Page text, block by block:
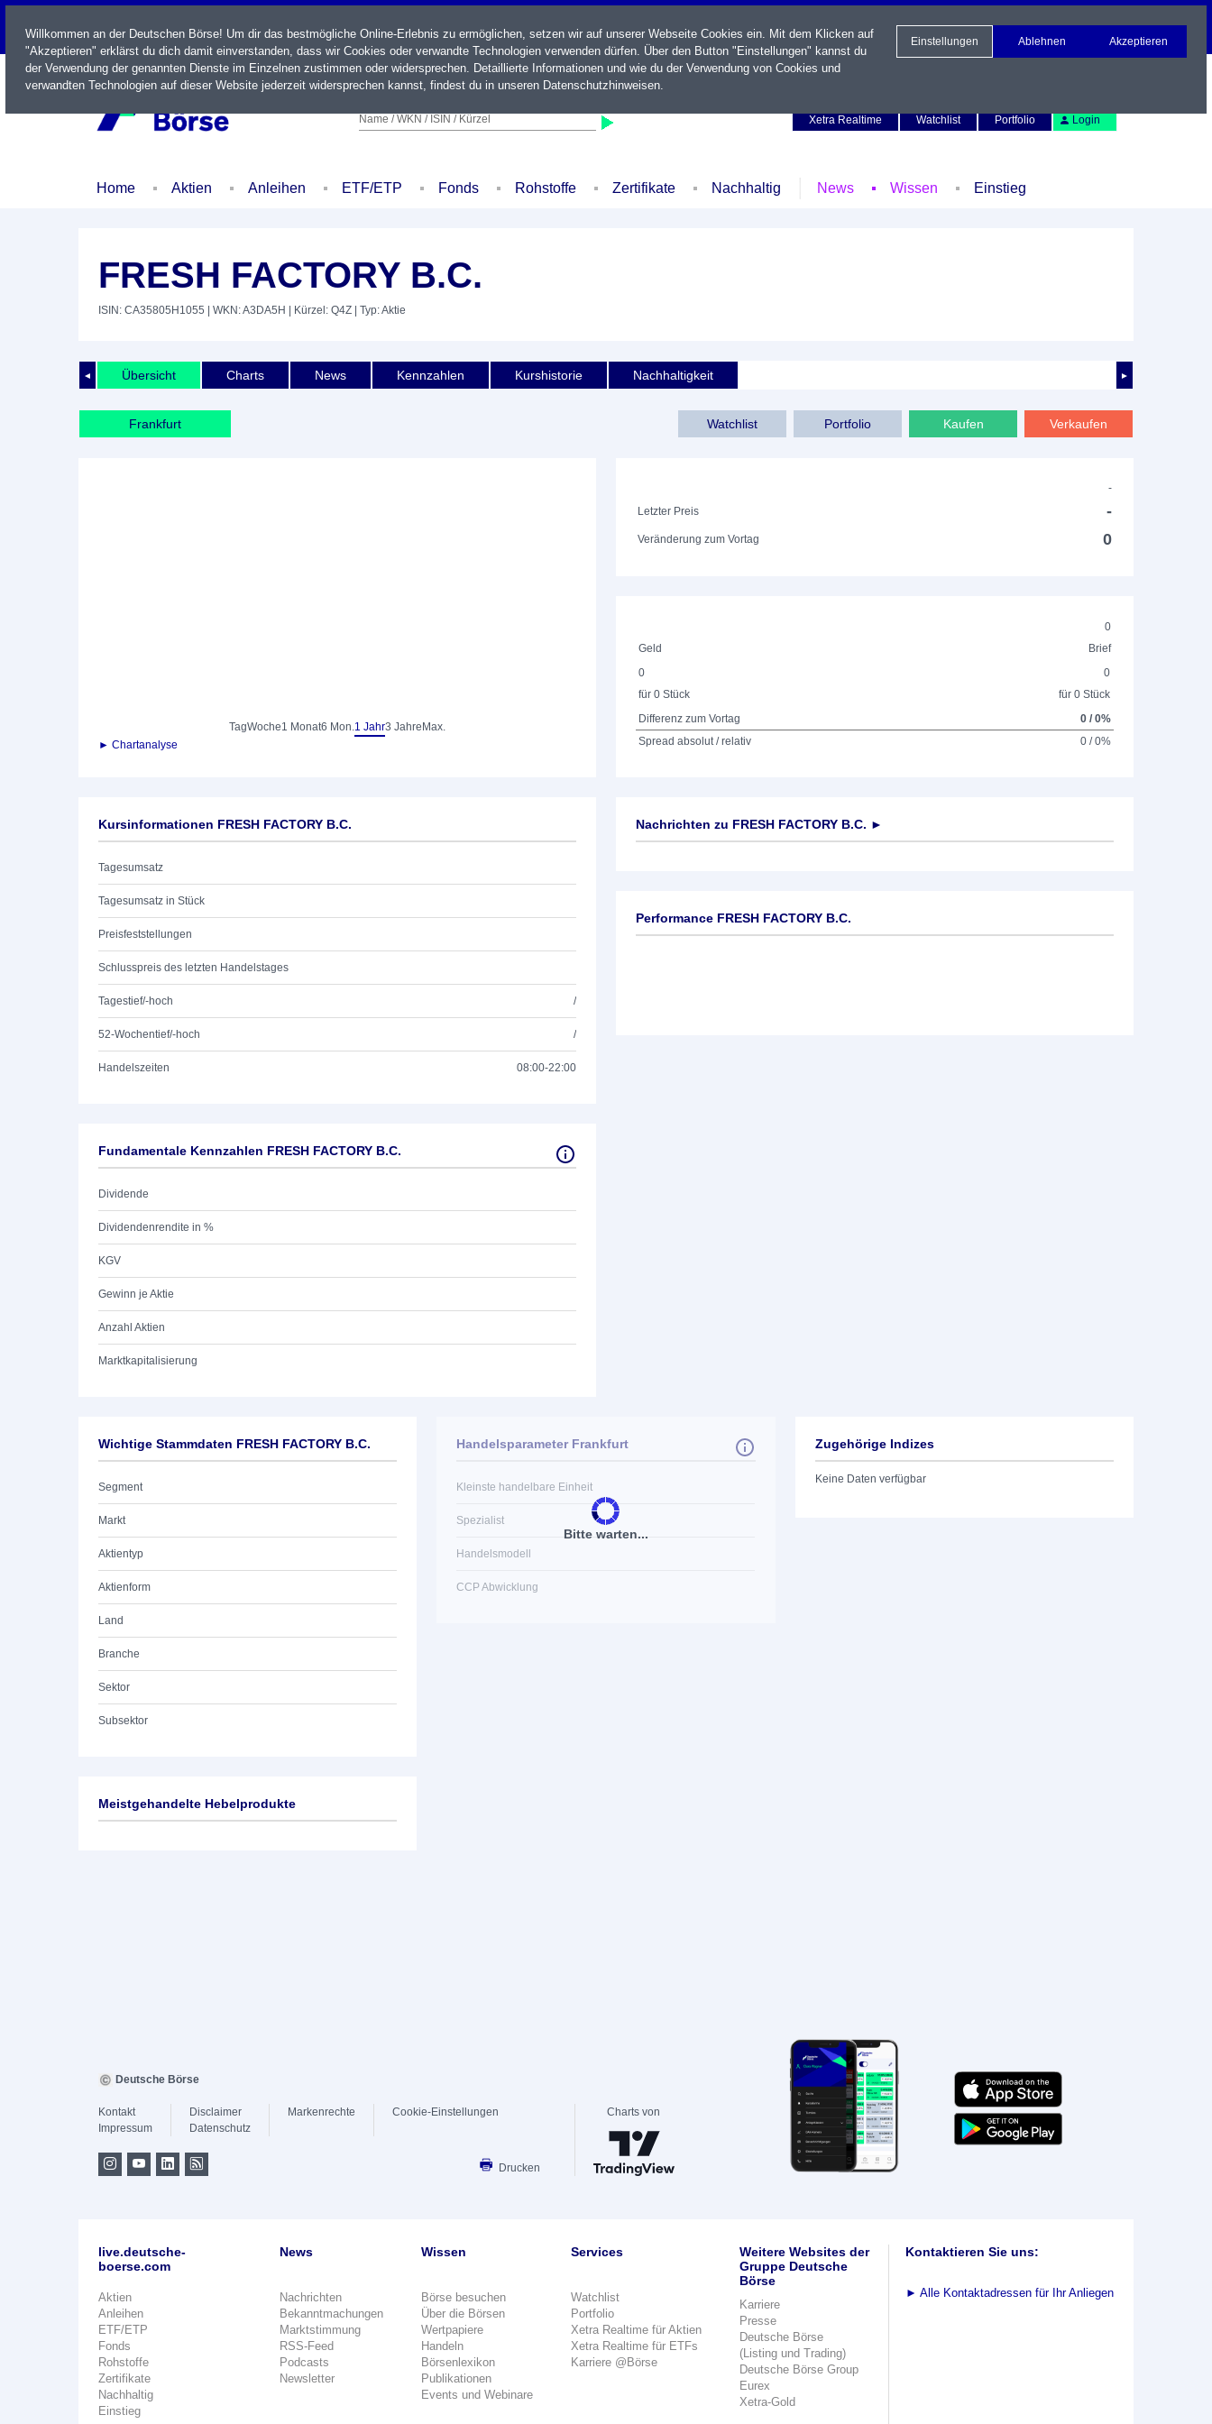
LIVE
Name / WKN / ISIN / Kürzel
Xetra Realtime
Watchlist Portfolio Login
Home Aktien Anleihen ETF/ETP Fonds Rohstoffe Zertifikate Nachhaltig News Wissen Einstieg
FRESH FACTORY B.C.
ISIN: CA35805H1055 | WKN: A3DA5H | Kürzel: Q4Z | Typ: Aktie
◄ ►
Übersicht Charts News Kennzahlen Kurshistorie Nachhaltigkeit
Frankfurt Watchlist Portfolio Kaufen Verkaufen
TagWoche1 Monat6 Mon.1 Jahr3 Jahre Max.
► Chartanalyse
-
Letzter Preis
-
Veränderung zum Vortag 0
0
Geld
Brief
0
für 0 Stück
0
für 0 Stück
Differenz zum Vortag
0 / 0%
Spread absolut / relativ
0 / 0%
Kursinformationen FRESH FACTORY B.C.
Tagesumsatz
Tagesumsatz in Stück
Preisfeststellungen
Schlusspreis des letzten Handelstages
Tagestief/-hoch /
52-Wochentief/-hoch /
Handelszeiten 08:00-22:00
Fundamentale Kennzahlen FRESH FACTORY B.C.
Dividende
Dividendenrendite in %
KGV
Gewinn je Aktie
Anzahl Aktien
Marktkapitalisierung
Nachrichten zu FRESH FACTORY B.C. ►
Performance FRESH FACTORY B.C.
Wichtige Stammdaten FRESH FACTORY B.C.
Segment
Markt
Aktientyp
Aktienform
Land
Branche
Sektor
Subsektor
Bitte warten...
Handelsparameter Frankfurt
Kleinste handelbare Einheit
Spezialist
Handelsmodell
CCP Abwicklung
Zugehörige Indizes
Keine Daten verfügbar
Meistgehandelte Hebelprodukte
Willkommen an der Deutschen Börse! Um dir das bestmögliche Online-Erlebnis zu ermöglichen, setzen wir auf unserer Webseite Cookies ein. Mit dem Klicken auf
"Akzeptieren" erklärst du dich damit einverstanden, dass wir Cookies oder verwandte Technologien verwenden dürfen. Über den Button "Einstellungen" kannst du
der Verwendung der genannten Dienste im Einzelnen zustimmen oder widersprechen. Detaillierte Informationen und wie du der Verwendung von Cookies und
verwandten Technologien auf dieser Website jederzeit widersprechen kannst, findest du in unseren Datenschutzhinweisen.
Einstellungen Ablehnen Akzeptieren
Deutsche Börse
Kontakt
Impressum
Disclaimer
Datenschutz
Markenrechte Cookie-Einstellungen
Drucken
Charts von
live.deutsche-
boerse.com
Aktien
Anleihen
ETF/ETP
Fonds
Rohstoffe
Zertifikate
Nachhaltig
Einstieg
News
Nachrichten
Bekanntmachungen
Marktstimmung
RSS-Feed
Podcasts
Newsletter
Wissen
Börse besuchen
Über die Börsen
Wertpapiere
Handeln
Börsenlexikon
Publikationen
Events und Webinare
Services
Watchlist
Portfolio
Xetra Realtime für Aktien
Xetra Realtime für ETFs
Karriere @Börse
Weitere Websites der
Gruppe Deutsche
Börse
Karriere
Presse
Deutsche Börse
(Listing und Trading)
Deutsche Börse Group
Eurex
Xetra-Gold
Kontaktieren Sie uns:
► Alle Kontaktadressen für Ihr Anliegen